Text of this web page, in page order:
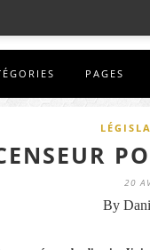
PAGES
20
By